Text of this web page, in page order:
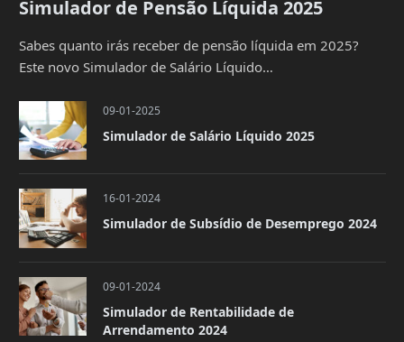
Simulador de Pensão Líquida 2025
Sabes quanto irás receber de pensão líquida em 2025?
Este novo Simulador de Salário Líquido…
09-01-2025
Simulador de Salário Líquido 2025
16-01-2024
Simulador de Subsídio de Desemprego 2024
09-01-2024
Simulador de Rentabilidade de
Arrendamento 2024